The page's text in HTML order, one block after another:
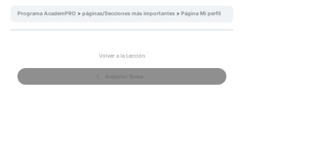
Programa AcademPRO páginas/Secciones más importantes Página Mi perfil
Volver a la Lección